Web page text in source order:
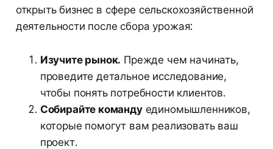
открыть бизнес в сфере сельскохозяйственной
деятельности после сбора урожая:
Изучите рынок. Прежде чем начинать,
проведите детальное исследование,
чтобы понять потребности клиентов.
Собирайте командуединомышленников,
которые помогут вам реализовать ваш
проект.